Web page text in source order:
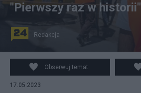
"Pierwszy raz w historii"
Redakcja
Obserwuj temat
17.05.2023